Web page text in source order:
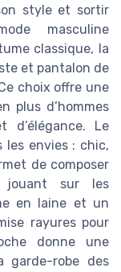
style et sortir
masculine
classique, la
et pantalon de
choix offre une
plus d’hommes
d’élégance. Le
les envies : chic,
de composer
jouant sur les
en laine et un
rayures pour
donne une
garde-robe des